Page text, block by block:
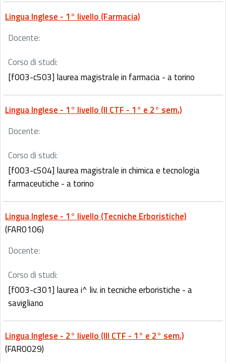
Lingua Inglese - 1° livello (Farmacia)
Docente:
Corso di studi:
[f003-c503] laurea magistrale in farmacia - a torino
Lingua Inglese - 1° livello (II CTF - 1° e 2° sem.)
Docente:
Corso di studi:
[f003-c504] laurea magistrale in chimica e tecnologia
farmaceutiche - a torino
Lingua Inglese - 1° livello (Tecniche Erboristiche)
(FAR0106)
Docente:
Corso di studi:
[f003-c301] laurea i^ liv. in tecniche erboristiche - a
savigliano
Lingua Inglese - 2° livello (III CTF - 1° e 2° sem.)
(FAR0029)